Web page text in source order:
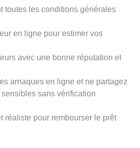
toutes les conditions générales
en ligne pour estimer vos
avec une bonne réputation et
arnaques en ligne et ne partagez
sensibles sans vérification
réaliste pour rembourser le prêt